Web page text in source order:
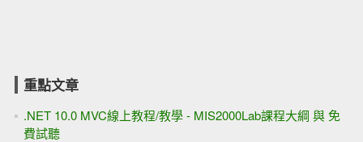
重點文章
.NET 10.0 MVC線上教程/教學 - MIS2000Lab課程大綱 與 免
費試聽